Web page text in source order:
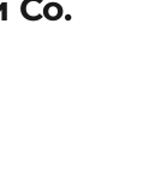
Со.